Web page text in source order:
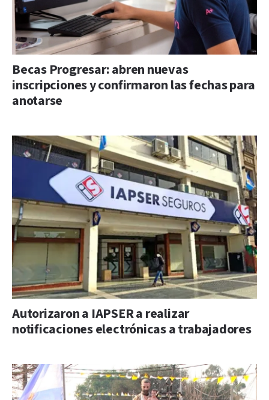
Becas Progresar: abren nuevas
inscripciones y confirmaron las fechas para
anotarse
Autorizaron a IAPSER a realizar
notificaciones electrónicas a trabajadores